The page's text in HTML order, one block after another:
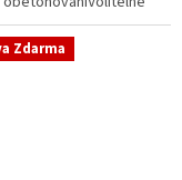
pozice prostupů na
hadice i...
Zdarma